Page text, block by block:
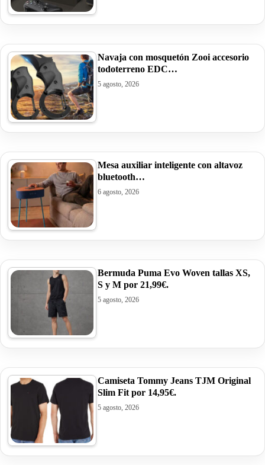
Navaja con mosquetón Zooi accesorio
todoterreno EDC…
5 agosto, 2026
Mesa auxiliar inteligente con altavoz
bluetooth…
6 agosto, 2026
Bermuda Puma Evo Woven tallas XS,
S y M por 21,99€.
5 agosto, 2026
Camiseta Tommy Jeans TJM Original
Slim Fit por 14,95€.
5 agosto, 2026